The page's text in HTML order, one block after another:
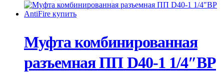
Муфта комбинированная
разъемная ПП D40-1 1/4″ВР